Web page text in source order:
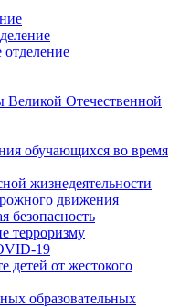
отделение
Отечественной
обучающихся во время
жизнедеятельности
движения
безопасность
терроризму
19
детей от жестокого
образовательных